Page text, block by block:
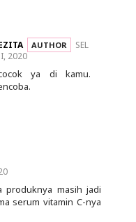
SEL
2020
ya di kamu.
produknya masih jadi
serum vitamin C-nya